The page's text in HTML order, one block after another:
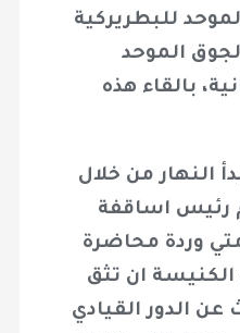
للبطريركية
الموحد
بالقاء هذه
النهار من خلال
رئيس اساقفة
متي وردة محاضرة
ان تثق
الدور القيادي